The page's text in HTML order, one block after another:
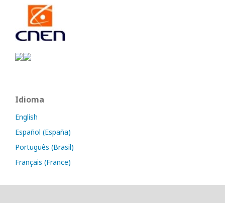
Idioma
English
Español (España)
Português (Brasil)
Français (France)